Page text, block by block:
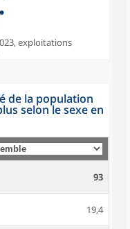
exploitations
de la population
selon le sexe en
93
19,4